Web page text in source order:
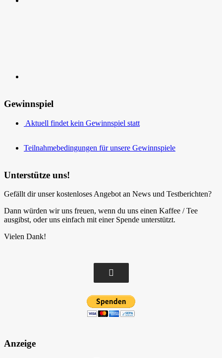
Gewinnspiel
Aktuell findet kein Gewinnspiel statt
Teilnahmebedingungen für unsere Gewinnspiele
Unterstütze uns!
Gefällt dir unser kostenloses Angebot an News und Testberichten?
Dann würden wir uns freuen, wenn du uns einen Kaffee / Tee
ausgibst, oder uns einfach mit einer Spende unterstützt.
Vielen Dank!
Anzeige